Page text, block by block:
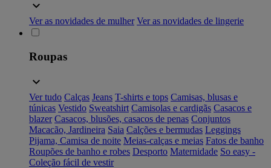
Ver as novidades de mulher Ver as novidades de lingerie
Roupas
Ver tudo Calças Jeans T-shirts e tops Camisas, blusas e
túnicas Vestido Sweatshirt Camisolas e cardigãs Casacos e
blazer Casacos, blusões, casacos de penas Conjuntos
Macacão, Jardineira Saia Calções e bermudas Leggings
Pijama, Camisa de noite Meias-calças e meias Fatos de banho
Roupões de banho e robes Desporto Maternidade So easy -
Coleção fácil de vestir